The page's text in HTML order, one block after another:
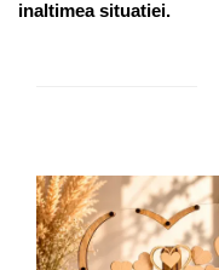
inaltimea situatiei.